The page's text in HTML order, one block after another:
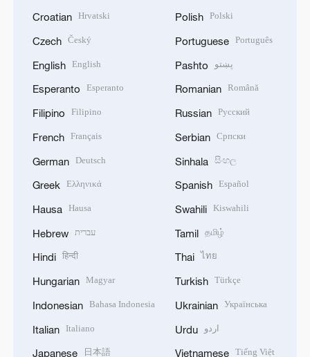
Croatian Hrvatski
Czech Český
English English
Esperanto Esperanto
Filipino Filipino
French Français
German Deutsch
Greek Ελληνικά
Hausa Hausa
Hebrew עברית
Hindi हिन्दी
Hungarian Magyar
Indonesian Bahasa Indonesia
Italian Italiano
Japanese 日本語
Polish Polski
Portuguese Português
Pashto پښتو
Romanian Română
Russian Русский
Serbian Српски
Sinhala සිංහල
Spanish Español
Swahili Kiswahili
Tamil தமிழ்
Thai ไทย
Turkish Türkçe
Ukrainian Українська
Urdu اردو
Vietnamese Tiếng Việt